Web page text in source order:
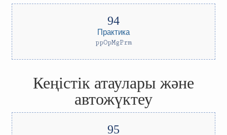
Практика
ppOpMgPrm
Кеңістік атаулары және
автожүктеу